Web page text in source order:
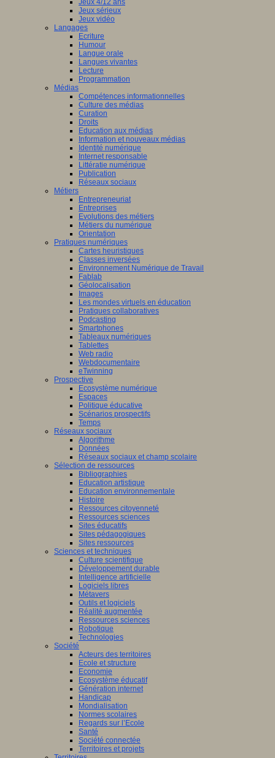
Jeux 4/12 ans
Jeux sérieux
Jeux vidéo
Langages
Ecriture
Humour
Langue orale
Langues vivantes
Lecture
Programmation
Médias
Compétences informationnelles
Culture des médias
Curation
Droits
Education aux médias
Information et nouveaux médias
Identité numérique
Internet responsable
Littératie numérique
Publication
Réseaux sociaux
Métiers
Entrepreneuriat
Entreprises
Evolutions des métiers
Métiers du numérique
Orientation
Pratiques numériques
Cartes heuristiques
Classes inversées
Environnement Numérique de Travail
Fablab
Géolocalisation
Images
Les mondes virtuels en éducation
Pratiques collaboratives
Podcasting
Smartphones
Tableaux numériques
Tablettes
Web radio
Webdocumentaire
eTwinning
Prospective
Ecosystème numérique
Espaces
Politique éducative
Scénarios prospectifs
Temps
Réseaux sociaux
Algorithme
Données
Réseaux sociaux et champ scolaire
Sélection de ressources
Bibliographies
Education artistique
Education environnementale
Histoire
Ressources citoyenneté
Ressources sciences
Sites éducatifs
Sites pédagogiques
Sites ressources
Sciences et techniques
Culture scientifique
Développement durable
Intelligence artificielle
Logiciels libres
Métavers
Outils et logiciels
Réalité augmentée
Ressources sciences
Robotique
Technologies
Société
Acteurs des territoires
Ecole et structure
Economie
Ecosystème éducatif
Génération internet
Handicap
Mondialisation
Normes scolaires
Regards sur l’Ecole
Santé
Société connectée
Territoires et projets